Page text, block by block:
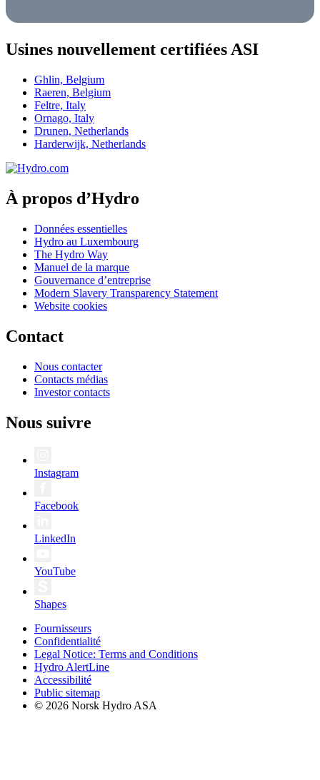
Usines nouvellement certifiées ASI
Ghlin, Belgium
Raeren, Belgium
Feltre, Italy
Ornago, Italy
Drunen, Netherlands
Harderwijk, Netherlands
À propos d’Hydro
Données essentielles
Hydro au Luxembourg
The Hydro Way
Manuel de la marque
Gouvernance d’entreprise
Modern Slavery Transparency Statement
Website cookies
Contact
Nous contacter
Contacts médias
Investor contacts
Nous suivre
Instagram
Facebook
LinkedIn
YouTube
Shapes
Fournisseurs
Confidentialité
Legal Notice: Terms and Conditions
Hydro AlertLine
Accessibilité
Public sitemap
© 2026 Norsk Hydro ASA